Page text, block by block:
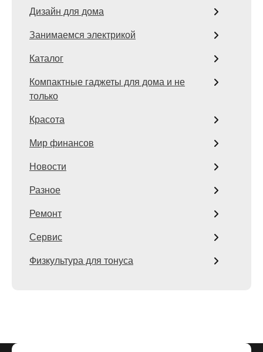
Дизайн для дома
Занимаемся электрикой
Каталог
Компактные гаджеты для дома и не
только
Красота
Мир финансов
Новости
Разное
Ремонт
Сервис
Физкультура для тонуса